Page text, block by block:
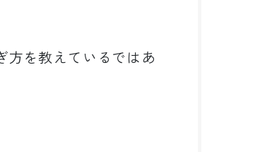
方を教えているではあ